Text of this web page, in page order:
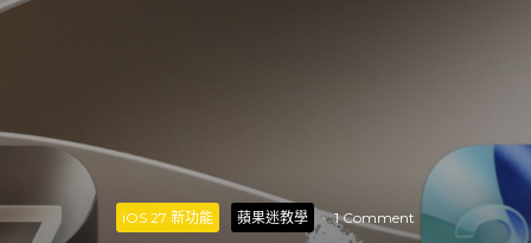
iOS 27 新功能 蘋果迷教學 · 1 Comment